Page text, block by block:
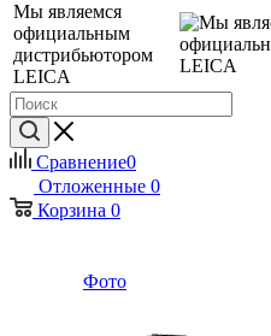
Мы являемся
официальным
дистрибьютором
LEICA
Сравнение0
Отложенные 0
Корзина 0
Фото